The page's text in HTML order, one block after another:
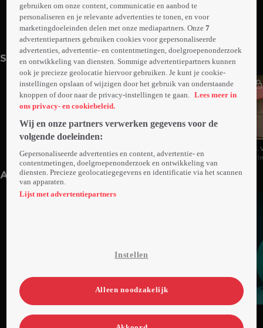
Meer
info
Seizoen 1
21min
21min
3.
Anderen kijken ook
programma
programma
gebruiken om onze content, communicatie en aanbod te
personaliseren en je relevante advertenties te tonen, en voor
marketingdoeleinden delen met onze mediapartners. Onze7
advertentiepartners gebruiken cookies voor gepersonaliseerde
advertenties, advertentie- en contentmetingen, doelgroepenonderzoek
en ontwikkeling van diensten. Sommige advertentiepartners kunnen
ook je precieze geolocatie hiervoor gebruiken. Je kunt je cookie-
instellingen opslaan of wijzigen door het gebruik van onderstaande
knoppen of door naar de privacy-instellingen te gaan.
Lees meer in
ons privacy- en cookiebeleid.
Wij en onze partners verwerken gegevens voor de
volgende doeleinden:
Gepersonaliseerde advertenties en content, advertentie- en
contentmetingen, doelgroepenonderzoek en ontwikkeling van
diensten. Precieze geolocatiegegevens en identificatie via het scannen
van apparaten.
Lijst met advertentiepartners
Instellen
Alleen noodzakelijk